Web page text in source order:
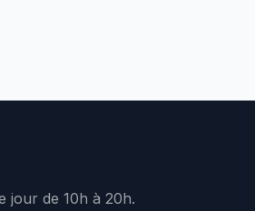
jour de 10h à 20h.